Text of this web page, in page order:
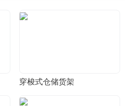
穿梭式仓储货架